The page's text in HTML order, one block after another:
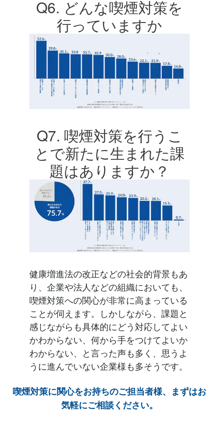
Q6. どんな喫煙対策を
行っていますか
Q7. 喫煙対策を行うこ
とで新たに生まれた課
題はありますか？
健康増進法の改正などの社会的背景もあ
り、企業や法人などの組織においても、
喫煙対策への関心が非常に高まっている
ことが伺えます。しかしながら、課題と
感じながらも具体的にどう対応してよい
かわからない、何から手をつけてよいか
わからない、と言った声も多く、思うよ
うに進んでいない企業様も多そうです。
喫煙対策に関心をお持ちのご担当者様、まずはお
気軽にご相談ください。